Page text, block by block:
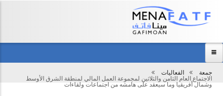
الرئيسية
تحميل
جمعة
الفعاليات
الاجتماع العام الثامن والثلاثين لمجموعة العمل المالي لمنطقة الشرق الأوسط
وشمال أفريقيا وما سيعقد على هامشه من اجتماعات ولقاءات